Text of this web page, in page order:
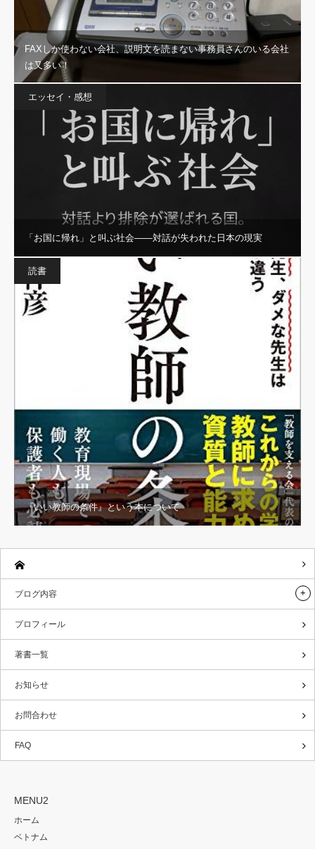
FAXしか使わない会社、説明文を読まない事務員さんのいる会社
は又多い！
エッセイ・感想
「お国に帰れ」と叫ぶ社会——対話が失われた日本の現実
読書
『いい教師の条件』という本について
ブログ内容
プロフィール
著書一覧
お知らせ
お問合わせ
FAQ
MENU2
ホーム
ベトナム